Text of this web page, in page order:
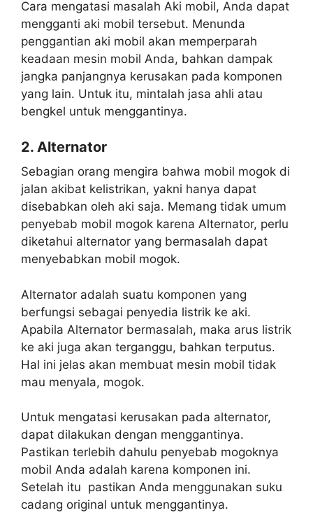
Cara mengatasi masalah Aki mobil, Anda dapat
mengganti aki mobil tersebut. Menunda
penggantian aki mobil akan memperparah
keadaan mesin mobil Anda, bahkan dampak
jangka panjangnya kerusakan pada komponen
yang lain. Untuk itu, mintalah jasa ahli atau
bengkel untuk menggantinya.
2. Alternator
Sebagian orang mengira bahwa mobil mogok di
jalan akibat kelistrikan, yakni hanya dapat
disebabkan oleh aki saja. Memang tidak umum
penyebab mobil mogok karena Alternator, perlu
diketahui alternator yang bermasalah dapat
menyebabkan mobil mogok.
Alternator adalah suatu komponen yang
berfungsi sebagai penyedia listrik ke aki.
Apabila Alternator bermasalah, maka arus listrik
ke aki juga akan terganggu, bahkan terputus.
Hal ini jelas akan membuat mesin mobil tidak
mau menyala, mogok.
Untuk mengatasi kerusakan pada alternator,
dapat dilakukan dengan menggantinya.
Pastikan terlebih dahulu penyebab mogoknya
mobil Anda adalah karena komponen ini.
Setelah itu pastikan Anda menggunakan suku
cadang original untuk menggantinya.